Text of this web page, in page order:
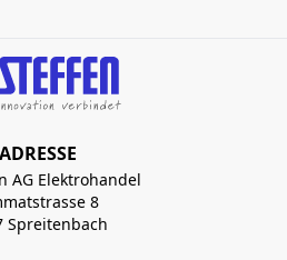
ADRESSE
AG Elektrohandel
8
Spreitenbach